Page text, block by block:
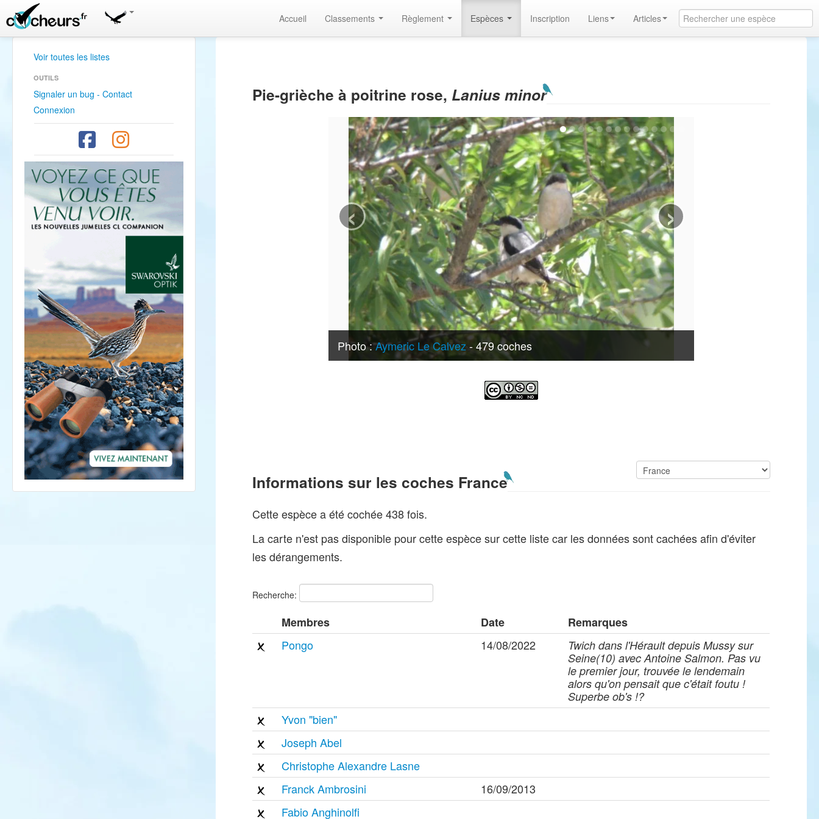
Accueil Classements Règlement Espèces Inscription Liens Articles
Voir toutes les listes
OUTILS
Signaler un bug - Contact
Connexion
Pie-grièche à poitrine rose, Lanius minor
Photo :Aymeric Le Calvez - 479 coches
‹ ›
Informations sur les coches France
Cette espèce a été cochée 438 fois.
La carte n'est pas disponible pour cette espèce sur cette liste car les données sont cachées afin d'éviter
les dérangements.
Recherche:
Membres Date
Remarques
Pongo
14/08/2022
Twich dans l'Hérault depuis Mussy sur
Seine(10) avec Antoine Salmon. Pas vu
le premier jour, trouvée le lendemain
alors qu'on pensait que c'était foutu !
Superbe ob's !?
Yvon "bien"
Joseph Abel
Christophe Alexandre Lasne
Franck Ambrosini
16/09/2013
Fabio Anghinolfi